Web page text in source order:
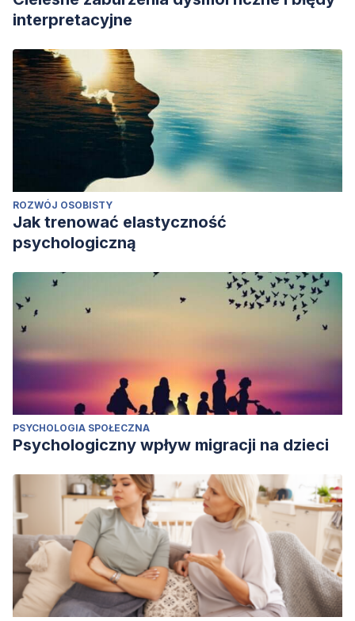
interpretacyjne
ROZWÓJ OSOBISTY
Jak trenować elastyczność
psychologiczną
PSYCHOLOGIA SPOŁECZNA
Psychologiczny wpływ migracji na dzieci